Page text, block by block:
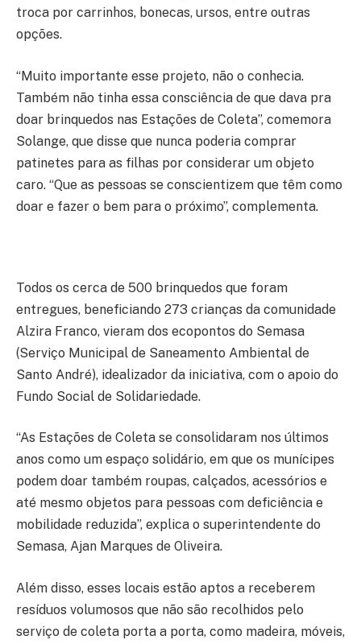
troca por carrinhos, bonecas, ursos, entre outras
opções.
“Muito importante esse projeto, não o conhecia.
Também não tinha essa consciência de que dava pra
doar brinquedos nas Estações de Coleta”, comemora
Solange, que disse que nunca poderia comprar
patinetes para as filhas por considerar um objeto
caro. “Que as pessoas se conscientizem que têm como
doar e fazer o bem para o próximo”, complementa.
Todos os cerca de 500 brinquedos que foram
entregues, beneficiando 273 crianças da comunidade
Alzira Franco, vieram dos ecopontos do Semasa
(Serviço Municipal de Saneamento Ambiental de
Santo André), idealizador da iniciativa, com o apoio do
Fundo Social de Solidariedade.
“As Estações de Coleta se consolidaram nos últimos
anos como um espaço solidário, em que os munícipes
podem doar também roupas, calçados, acessórios e
até mesmo objetos para pessoas com deficiência e
mobilidade reduzida”, explica o superintendente do
Semasa, Ajan Marques de Oliveira.
Além disso, esses locais estão aptos a receberem
resíduos volumosos que não são recolhidos pelo
serviço de coleta porta a porta, como madeira, móveis,